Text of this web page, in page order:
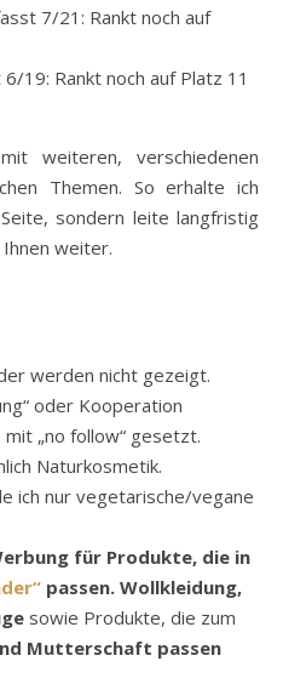
7/21: Rankt noch auf
19: Rankt noch auf Platz 11
weiteren, verschiedenen
Themen. So erhalte ich
sondern leite langfristig
weiter.
werden nicht gezeigt.
oder Kooperation
„no follow“ gesetzt.
Naturkosmetik.
ich nur vegetarische/vegane
für Produkte, die in
passen. Wollkleidung,
sowie Produkte, die zum
Mutterschaft passen